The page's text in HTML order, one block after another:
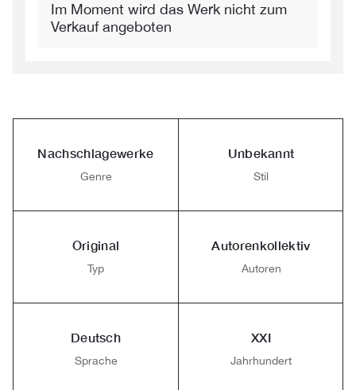
Im Moment wird das Werk nicht zum
Verkauf angeboten
Nachschlagewerke
Genre
Unbekannt
Stil
Original
Typ
Autorenkollektiv
Autoren
Deutsch
Sprache
XXI
Jahrhundert